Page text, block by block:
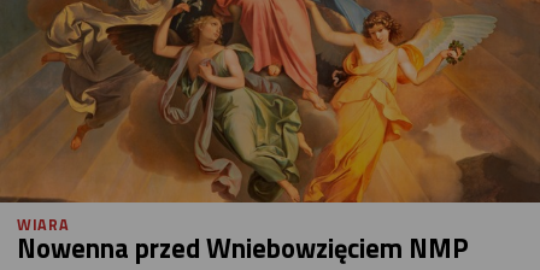
WIARA
Nowenna przed Wniebowzięciem NMP